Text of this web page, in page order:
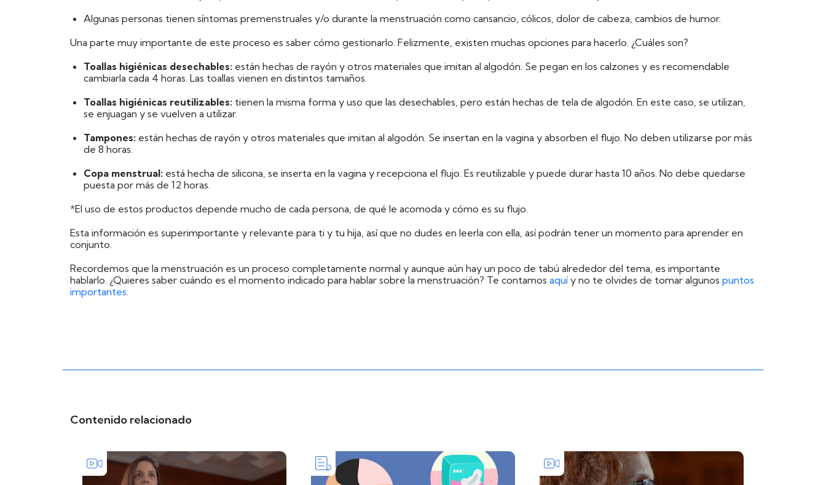
Algunas personas tienen síntomas premenstruales y/o durante la menstruación como cansancio, cólicos, dolor de cabeza, cambios de humor.
Una parte muy importante de este proceso es saber cómo gestionarlo. Felizmente, existen muchas opciones para hacerlo. ¿Cuáles son?
Toallas higiénicas desechables: están hechas de rayón y otros materiales que imitan al algodón. Se pegan en los calzones y es recomendable
cambiarla cada 4 horas. Las toallas vienen en distintos tamaños.
Toallas higiénicas reutilizables: tienen la misma forma y uso que las desechables, pero están hechas de tela de algodón. En este caso, se utilizan,
se enjuagan y se vuelven a utilizar.
Tampones: están hechas de rayón y otros materiales que imitan al algodón. Se insertan en la vagina y absorben el flujo. No deben utilizarse por más
de 8 horas.
Copa menstrual: está hecha de silicona, se inserta en la vagina y recepciona el flujo. Es reutilizable y puede durar hasta 10 años. No debe quedarse
puesta por más de 12 horas.
*El uso de estos productos depende mucho de cada persona, de qué le acomoda y cómo es su flujo.
Esta información es superimportante y relevante para ti y tu hija, así que no dudes en leerla con ella, así podrán tener un momento para aprender en
conjunto.
Recordemos que la menstruación es un proceso completamente normal y aunque aún hay un poco de tabú alrededor del tema, es importante
hablarlo. ¿Quieres saber cuándo es el momento indicado para hablar sobre la menstruación? Te contamos aquí y no te olvides de tomar algunos puntos
importantes
Contenido relacionado